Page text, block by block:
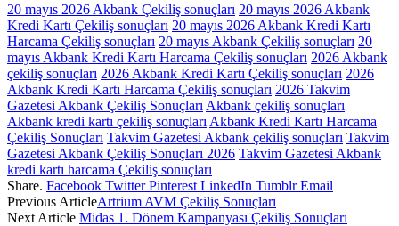
20 mayıs 2026 Akbank Çekiliş sonuçları 20 mayıs 2026 Akbank
Kredi Kartı Çekiliş sonuçları 20 mayıs 2026 Akbank Kredi Kartı
Harcama Çekiliş sonuçları 20 mayıs Akbank Çekiliş sonuçları 20
mayıs Akbank Kredi Kartı Harcama Çekiliş sonuçları 2026 Akbank
çekiliş sonuçları 2026 Akbank Kredi Kartı Çekiliş sonuçları 2026
Akbank Kredi Kartı Harcama Çekiliş sonuçları 2026 Takvim
Gazetesi Akbank Çekiliş Sonuçları Akbank çekiliş sonuçları
Akbank kredi kartı çekiliş sonuçları Akbank Kredi Kartı Harcama
Çekiliş Sonuçları Takvim Gazetesi Akbank çekiliş sonuçları Takvim
Gazetesi Akbank Çekiliş Sonuçları 2026 Takvim Gazetesi Akbank
kredi kartı harcama Çekiliş sonuçları
Share. Facebook Twitter Pinterest LinkedIn Tumblr Email
Previous ArticleArtrium AVM Çekiliş Sonuçları
Next Article Midas 1. Dönem Kampanyası Çekiliş Sonuçları